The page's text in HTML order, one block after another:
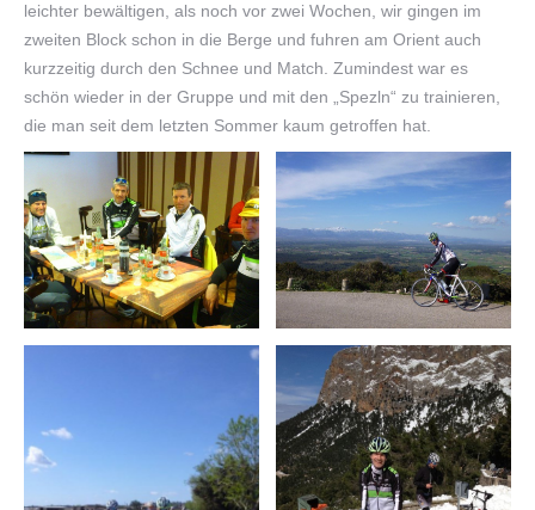
leichter bewältigen, als noch vor zwei Wochen, wir gingen im
zweiten Block schon in die Berge und fuhren am Orient auch
kurzzeitig durch den Schnee und Match. Zumindest war es
schön wieder in der Gruppe und mit den „Spezln“ zu trainieren,
die man seit dem letzten Sommer kaum getroffen hat.